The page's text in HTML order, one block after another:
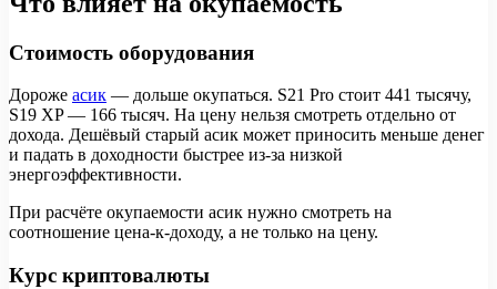
Стоимость оборудования
Дороже асик — дольше окупаться. S21 Pro стоит 441 тысячу,
S19 XP — 166 тысяч. На цену нельзя смотреть отдельно от
дохода. Дешёвый старый асик может приносить меньше денег
и падать в доходности быстрее из-за низкой
энергоэффективности.
При расчёте окупаемости асик нужно смотреть на
соотношение цена-к-доходу, а не только на цену.
Курс криптовалюты